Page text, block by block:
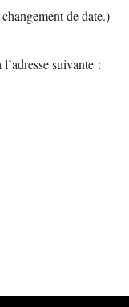
de date.)
suivante :